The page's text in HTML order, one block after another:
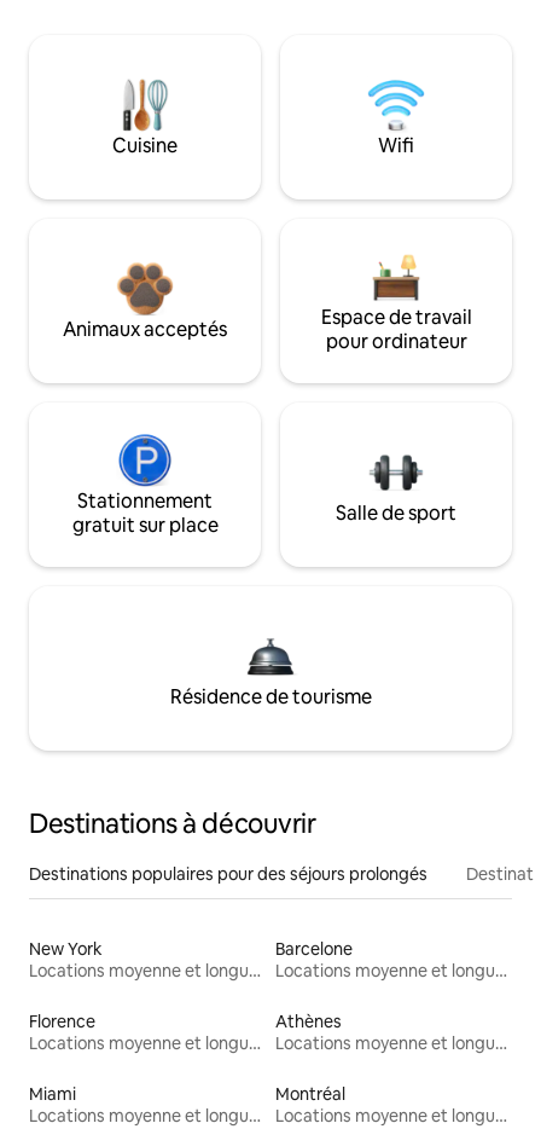
Cuisine Wifi
Animaux acceptés
Espace de travail
pour ordinateur
Stationnement
gratuit sur place
Salle de sport
Résidence de tourisme
Destinations à découvrir
Destinations populaires pour des séjours prolongés
New York
Locations moyenne et longue durée
Barcelone
Locations moyenne et longue durée
Florence
Locations moyenne et longue durée
Athènes
Locations moyenne et longue durée
Miami
Locations moyenne et longue durée
Montréal
Locations moyenne et longue durée